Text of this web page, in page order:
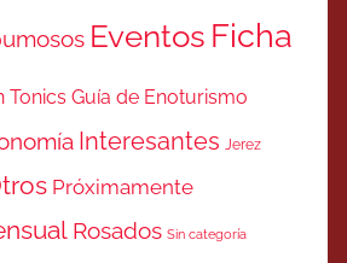
Eventos Ficha
Tonics Guía de Enoturismo
Interesantes Jerez
Próximamente
Rosados Sin categoría